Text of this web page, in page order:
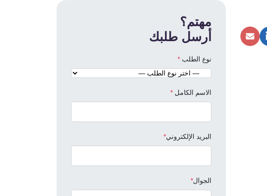
مهتم؟
أرسل طلبك
نوع الطلب *
الاسم الكامل *
البريد الإلكتروني*
الجوال*